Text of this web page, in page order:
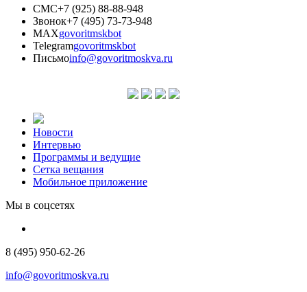
СМС+7 (925) 88-88-948
Звонок+7 (495) 73-73-948
MAXgovoritmskbot
Telegramgovoritmskbot
Письмоinfo@govoritmoskva.ru
Новости
Интервью
Программы и ведущие
Сетка вещания
Мобильное приложение
Мы в соцсетях
8 (495) 950-62-26
info@govoritmoskva.ru